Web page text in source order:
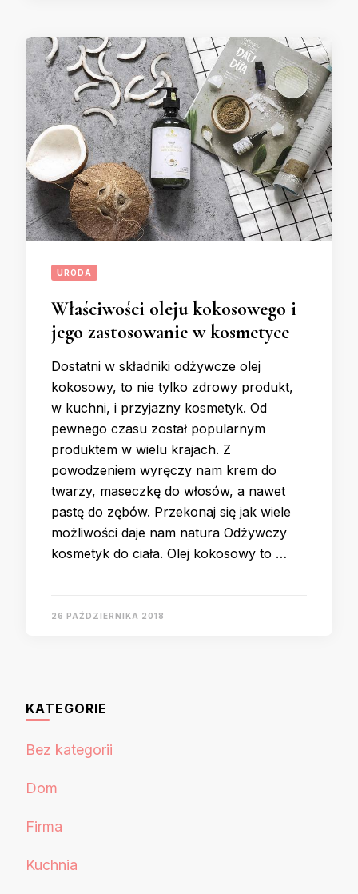
URODA
Właściwości oleju kokosowego i
jego zastosowanie w kosmetyce
Dostatni w składniki odżywcze olej
kokosowy, to nie tylko zdrowy produkt,
w kuchni, i przyjazny kosmetyk. Od
pewnego czasu został popularnym
produktem w wielu krajach. Z
powodzeniem wyręczy nam krem do
twarzy, maseczkę do włosów, a nawet
pastę do zębów. Przekonaj się jak wiele
możliwości daje nam natura Odżywczy
kosmetyk do ciała. Olej kokosowy to …
26 PAŹDZIERNIKA 2018
KATEGORIE
Bez kategorii
Dom
Firma
Kuchnia